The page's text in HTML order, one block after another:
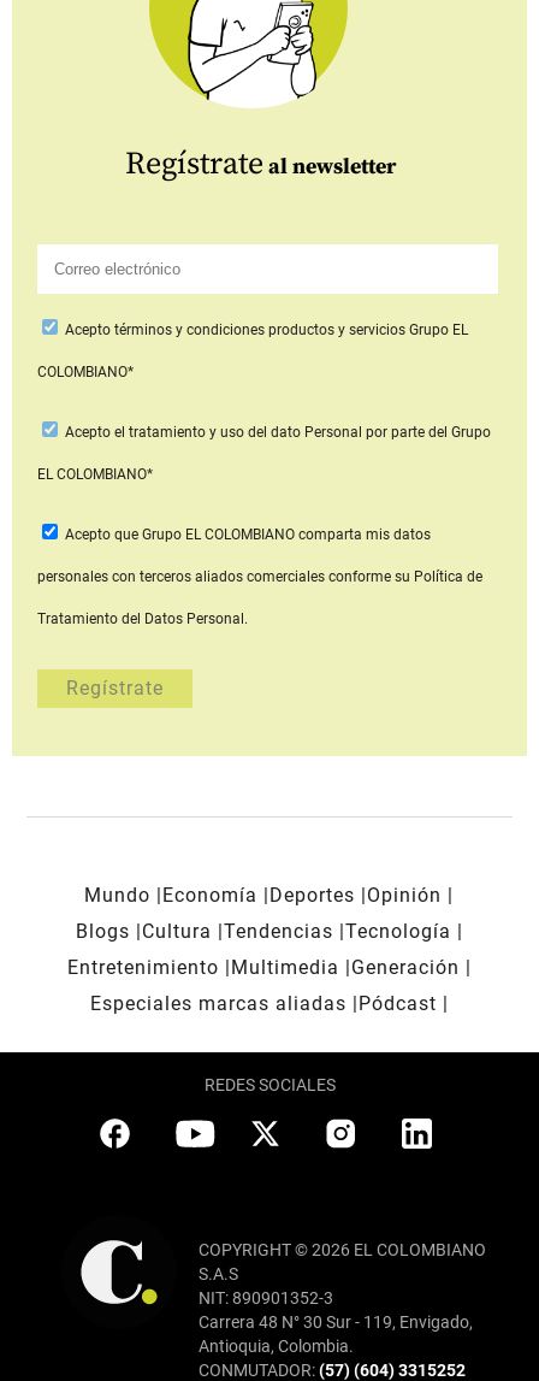
Regístrate al newsletter
Aceptotérminos y condiciones productos y serviciosGrupo EL
COLOMBIANO*
Acepto el tratamiento y uso del dato Personal por parte del Grupo
EL COLOMBIANO*
Acepto que Grupo EL COLOMBIANOcomparta mis datos
personales con terceros aliados comerciales conforme su Política de
Tratamiento del Datos Personal.
Mundo Economía Deportes
Opinión
Blogs
Cultura Tendencias Tecnología
Entretenimiento
Multimedia
Generación
Especiales marcas aliadas
Pódcast
REDES SOCIALES
COPYRIGHT © 2026 EL COLOMBIANO
S.A.S
NIT: 890901352-3
Carrera 48 N° 30 Sur - 119, Envigado,
Antioquia, Colombia.
CONMUTADOR:(57) (604) 3315252